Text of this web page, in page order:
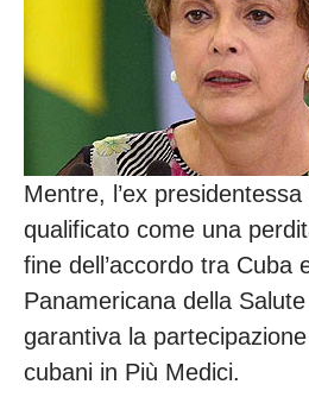
Mentre, l’ex
qualificato come una
fine dell’accordo tra Cuba
Panamericana della
garantiva la
cubani in Più Medici.